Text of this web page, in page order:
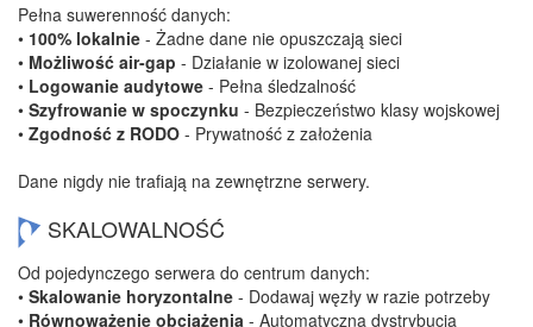
Pełna suwerenność danych:
• 100% lokalnie - Żadne dane nie opuszczają sieci
• Możliwość air-gap - Działanie w izolowanej sieci
• Logowanie audytowe - Pełna śledzalność
• Szyfrowanie w spoczynku - Bezpieczeństwo klasy wojskowej
• Zgodność z RODO - Prywatność z założenia
Dane nigdy nie trafiają na zewnętrzne serwery.
SKALOWALNOŚĆ
Od pojedynczego serwera do centrum danych:
• Skalowanie horyzontalne - Dodawaj węzły w razie potrzeby
• Równoważenie obciążenia - Automatyczna dystrybucja